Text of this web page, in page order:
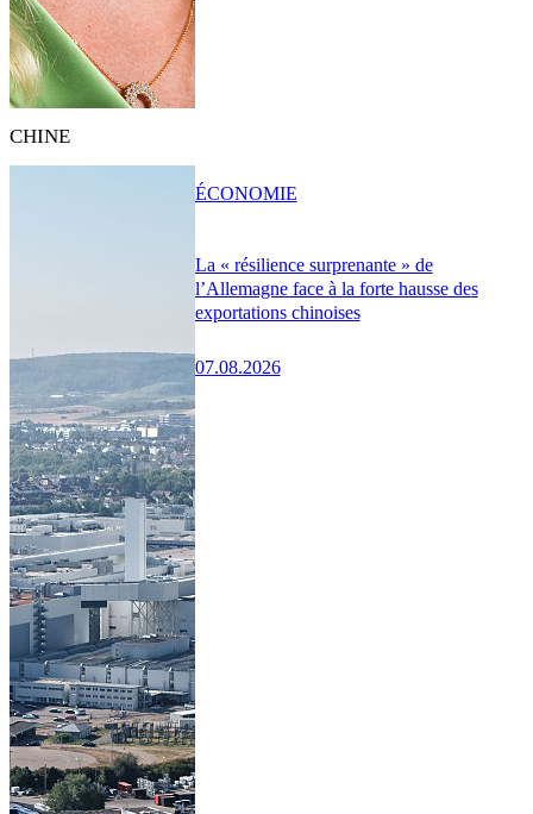
CHINE
La « résilience surprenante » de
l’Allemagne face à la forte hausse des
exportations chinoises
07.08.2026
ÉCONOMIE